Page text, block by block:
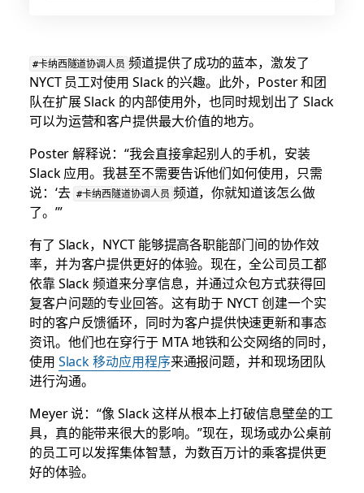
#卡纳西隧道协调人员 频道提供了成功的蓝本，激发了
NYCT 员工对使用 Slack 的兴趣。此外，Poster 和团
队在扩展 Slack 的内部使用外，也同时规划出了 Slack
可以为运营和客户提供最大价值的地方。
Poster 解释说：“我会直接拿起别人的手机，安装
Slack 应用。我甚至不需要告诉他们如何使用，只需
说：‘去 #卡纳西隧道协调人员 频道，你就知道该怎么做
了。’”
有了 Slack，NYCT 能够提高各职能部门间的协作效
率，并为客户提供更好的体验。现在，全公司员工都
依靠 Slack 频道来分享信息，并通过众包方式获得回
复客户问题的专业回答。这有助于 NYCT 创建一个实
时的客户反馈循环，同时为客户提供快速更新和事态
资讯。他们也在穿行于 MTA 地铁和公交网络的同时，
使用 Slack 移动应用程序来通报问题，并和现场团队
进行沟通。
Meyer 说：“像 Slack 这样从根本上打破信息壁垒的工
具，真的能带来很大的影响。”现在，现场或办公桌前
的员工可以发挥集体智慧，为数百万计的乘客提供更
好的体验。